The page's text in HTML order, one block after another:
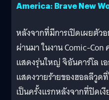
America: Brave New
หลังจากที่มีการเปิดเผยตัว
ผ่านมา ในงาน Comic-
แสดงรุ่นใหญ่ จิอันคาร์โล เ
แสดงวายร้ายของฮอลลีวูด
เป็นครั้งแรกหลังจากที่ปิดเ